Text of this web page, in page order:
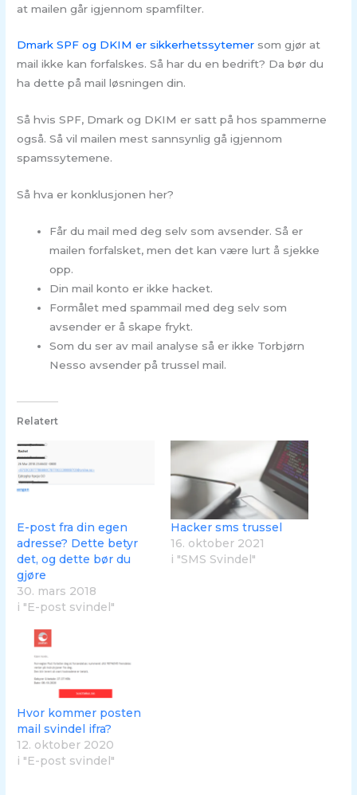
at mailen går igjennom spamfilter.
Dmark SPF og DKIM er sikkerhetssytemer som gjør at
mail ikke kan forfalskes. Så har du en bedrift? Da bør du
ha dette på mail løsningen din.
Så hvis SPF, Dmark og DKIM er satt på hos spammerne
også. Så vil mailen mest sannsynlig gå igjennom
spamssytemene.
Så hva er konklusjonen her?
Får du mail med deg selv som avsender. Så er
mailen forfalsket, men det kan være lurt å sjekke
opp.
Din mail konto er ikke hacket.
Formålet med spammail med deg selv som
avsender er å skape frykt.
Som du ser av mail analyse så er ikke Torbjørn
Nesso avsender på trussel mail.
Relatert
E-post fra din egen
adresse? Dette betyr
det, og dette bør du
gjøre
30. mars 2018
i "E-post svindel"
Hacker sms trussel
16. oktober 2021
i "SMS Svindel"
Hvor kommer posten
mail svindel ifra?
12. oktober 2020
i "E-post svindel"